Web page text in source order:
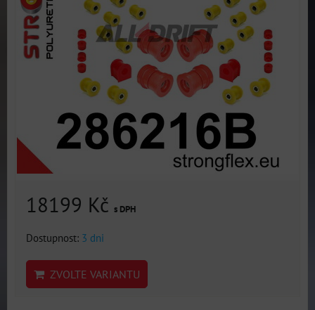
18199 Kč s DPH
Dostupnost: 3 dni
ZVOLTE VARIANTU